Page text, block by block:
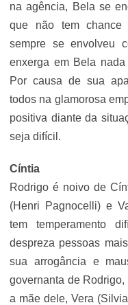
na agência, Bela se
que não tem chance
sempre se envolveu
enxerga em Bela
Por causa de sua
todos na glamorosa
positiva diante da
seja difícil.
Cíntia
Rodrigo é noivo de
(Henri Pagnocelli) e
tem temperamento
despreza pessoas
sua arrogância e
governanta de
a mãe dele, Vera